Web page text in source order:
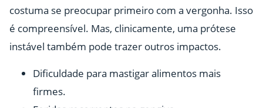
costuma se preocupar primeiro com a vergonha. Isso
é compreensível. Mas, clinicamente, uma prótese
instável também pode trazer outros impactos.
Dificuldade para mastigar alimentos mais
firmes.